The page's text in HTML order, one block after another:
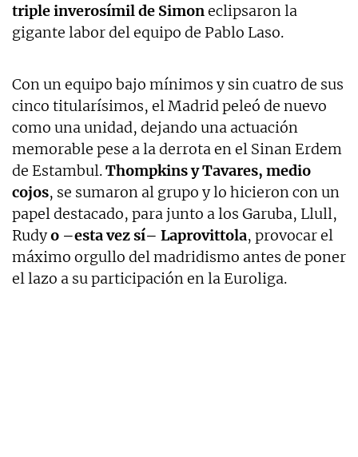
triple inverosímil de Simoneclipsaron la
gigante labor del equipo de Pablo Laso.
Con un equipo bajo mínimos y sin cuatro de sus
cinco titularísimos, el Madrid peleó de nuevo
como una unidad, dejando una actuación
memorable pese a la derrota en el Sinan Erdem
de Estambul.Thompkins y Tavares, medio
cojos, se sumaron al grupo y lo hicieron con un
papel destacado, para junto a los Garuba, Llull,
Rudyo –esta vez sí– Laprovittola, provocar el
máximo orgullo del madridismo antes de poner
el lazo a su participación en la Euroliga.